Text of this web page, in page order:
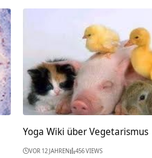
Yoga Wiki über Vegetarismus
VOR 12 JAHREN 456 VIEWS